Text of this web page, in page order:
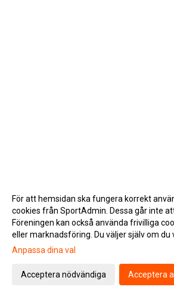
Gå till Webbversion
För att hemsidan ska fungera korrekt
cookies från SportAdmin. Dessa går inte
Föreningen kan också använda frivilliga
eller marknadsföring. Du väljer själv om du
Anpassa dina val
Acceptera nödvändiga Acceptera